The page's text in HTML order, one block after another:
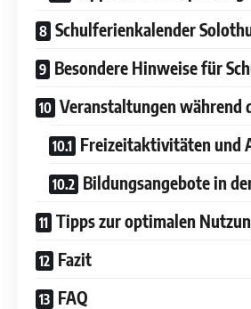
Schulferienkalender
Besondere Hinweise für
Veranstaltungen während
Freizeitaktivitäten und
Bildungsangebote in
Tipps zur optimalen
Fazit
FAQ